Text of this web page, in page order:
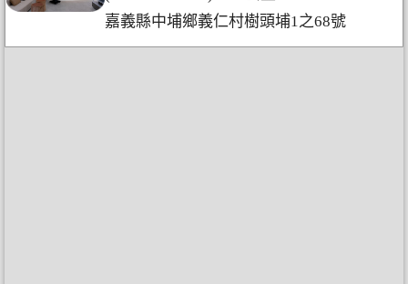
嘉義縣中埔鄉義仁村樹頭埔1之68號